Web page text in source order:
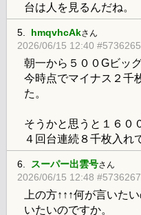
台は人を見るんだね。
5. hmqvhcAkさん
2026/06/15 12:40 #5736265
朝一から５００Gビッ
今時点でマイナス２千
た。
そうかと思うと１６０
４回台連続８千枚入れ
6. スーパー出雲号さん
2026/06/15 12:48 #5736267
上の方↑↑↑何が言いた
いたいのですか。